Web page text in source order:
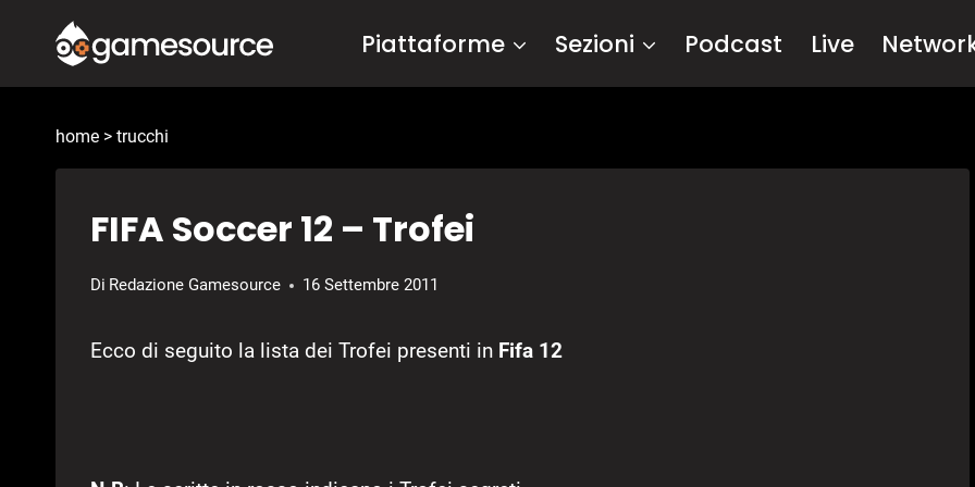
contenuto
Piattaforme Sezioni Podcast Live
home > trucchi
FIFA Soccer 12 – Trofei
Di Redazione Gamesource 16 Settembre 2011
Ecco di seguito la lista dei Trofei presenti in Fifa 12